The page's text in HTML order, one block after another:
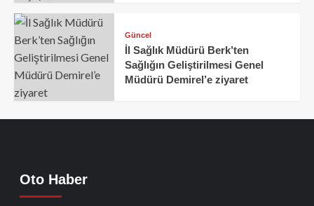
Güncel
İl Sağlık Müdürü Berk’ten
Sağlığın Geliştirilmesi Genel
Müdürü Demirel’e ziyaret
Oto Haber